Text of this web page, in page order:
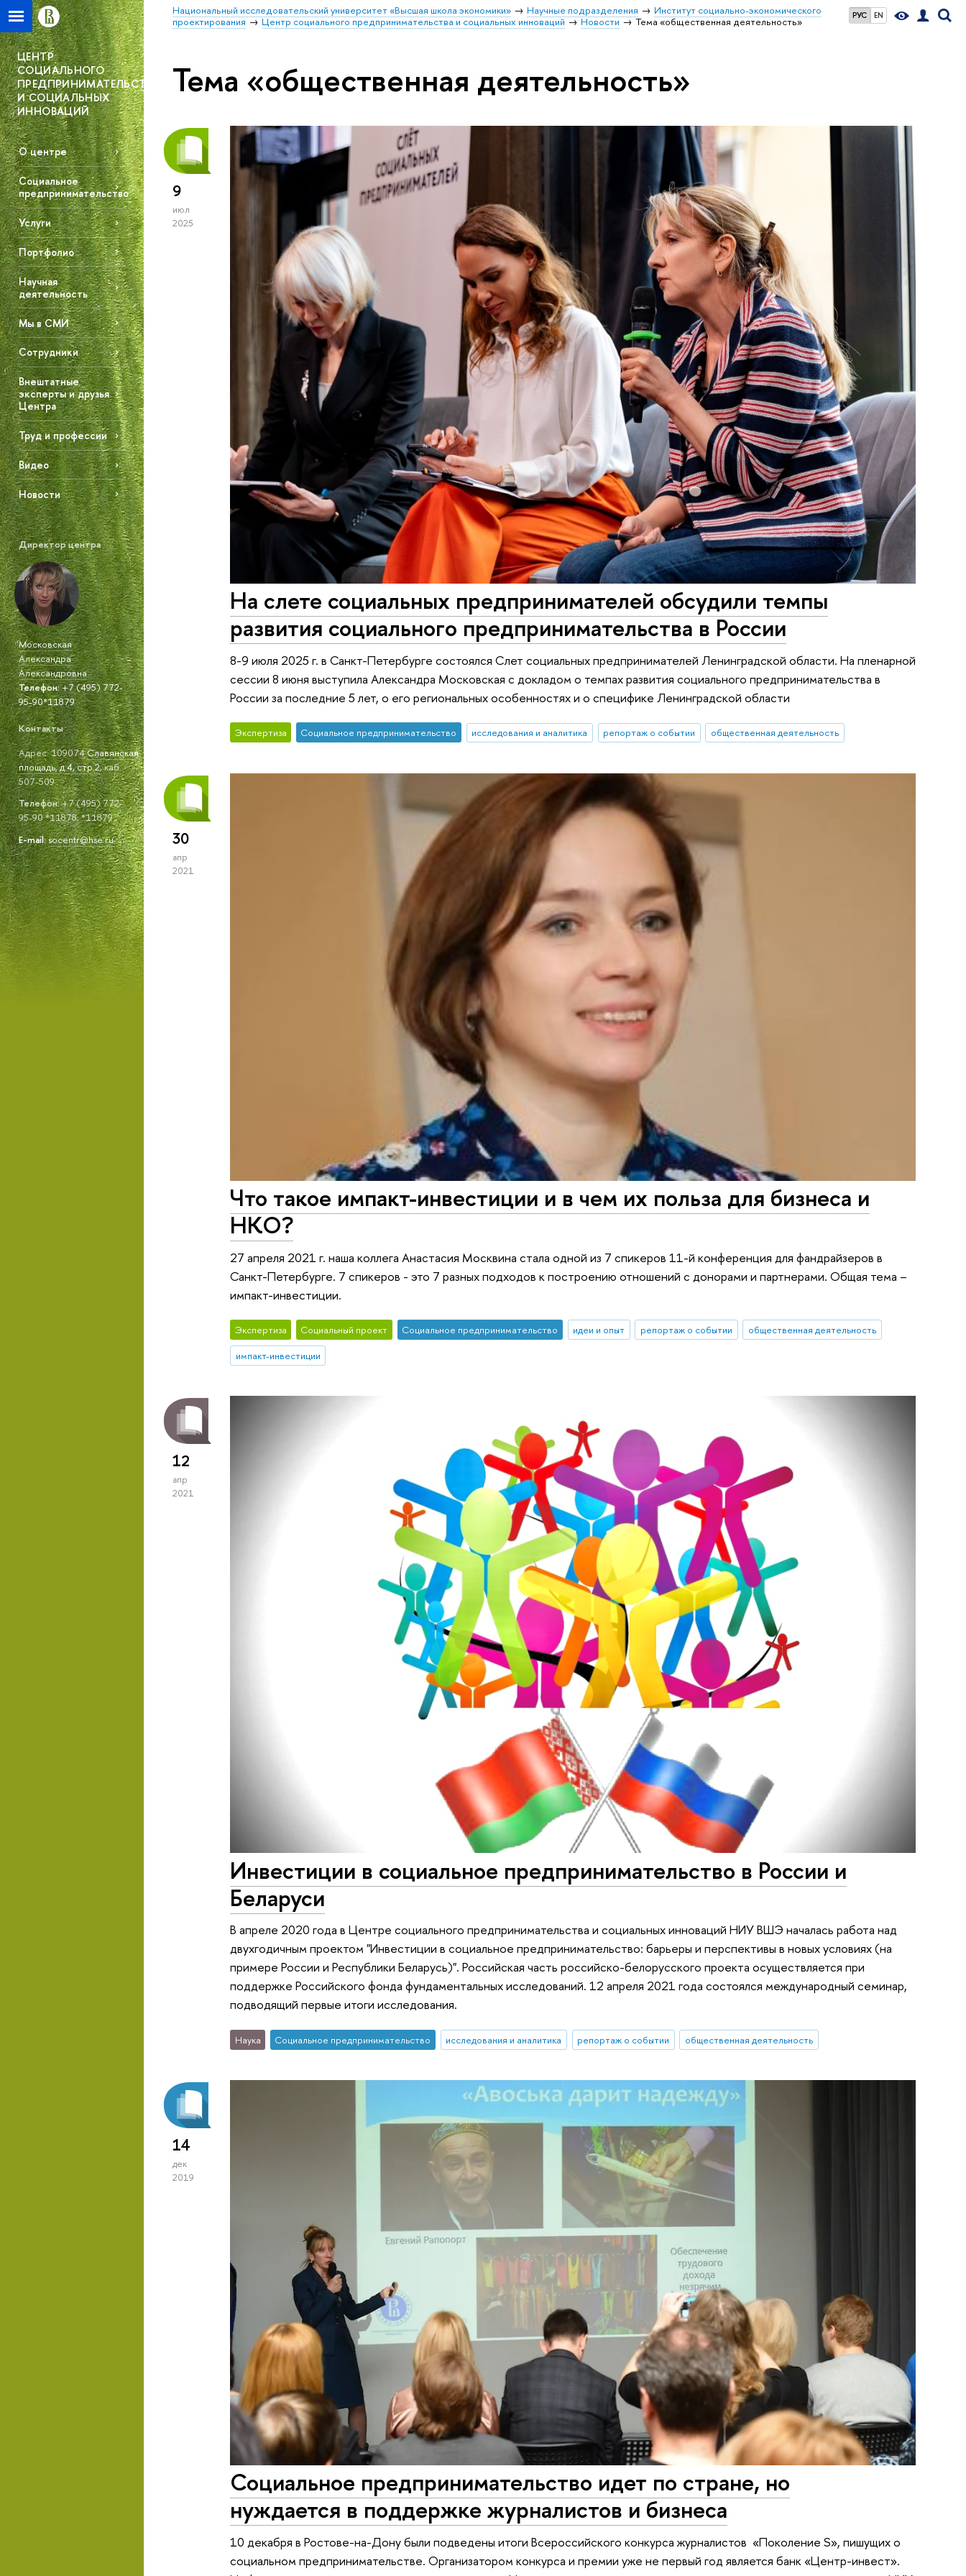
РУС EN
Национальный исследовательский университет «Высшая школа экономики» Научные подразделения
Институт социально-экономического
проектирования
Центр социального предпринимательства и социальных инноваций Новости Тема «общественная деятельность»
ЦЕНТР
СОЦИАЛЬНОГО
ПРЕДПРИНИМАТЕЛЬСТВА
И СОЦИАЛЬНЫХ
ИННОВАЦИЙ
О центре
Социальное
предпринимательство
Услуги
Портфолио
Научная
деятельность
Мы в СМИ
Сотрудники
Внештатные
эксперты и друзья
Центра
Труд и профессии
Видео
Новости
Директор центра
Московская
Александра
Александровна
Телефон:+7 (495) 772-
95-90*11879
Контакты
Адрес: 109074Славянская
площадь, д.4, стр.2, каб.
507-509
Телефон:+7 (495) 772-
95-90 *11878; *11879
E-mail:socentr@hse.ru
Тема «общественная деятельность»
9
июл
2025
На слете социальных предпринимателей обсудили темпы
развития социального предпринимательства в России
8-9 июля 2025 г. в Санкт-Петербурге состоялся Слет социальных предпринимателей Ленинградской области. На пленарной
сессии 8 июня выступила Александра Московская с докладом о темпах развития социального предпринимательства в
России за последние 5 лет, о его региональных особенностях и о специфике Ленинградской области
Экспертиза Социальное предпринимательство исследования и аналитика репортаж о событии общественная деятельность
30
апр
2021
Что такое импакт-инвестиции и в чем их польза для бизнеса и
НКО?
27 апреля 2021 г. наша коллега Анастасия Москвина стала одной из 7 спикеров 11-й конференция для фандрайзеров в
Санкт-Петербурге. 7 спикеров - это 7 разных подходов к построению отношений с донорами и партнерами. Общая тема –
импакт-инвестиции.
Экспертиза Социальный проект Социальное предпринимательство идеи и опыт репортаж о событии
общественная деятельность
импакт-инвестиции
12
апр
2021
Инвестиции в социальное предпринимательство в России и
Беларуси
В апреле 2020 года в Центре социального предпринимательства и социальных инноваций НИУ ВШЭ началась работа над
двухгодичным проектом "Инвестиции в социальное предпринимательство: барьеры и перспективы в новых условиях (на
примере России и Республики Беларусь)". Российская часть российско-белорусского проекта осуществляется при
поддержке Российского фонда фундаментальных исследований. 12 апреля 2021 года состоялся международный семинар,
подводящий первые итоги исследования.
Наука Социальное предпринимательство исследования и аналитика репортаж о событии общественная деятельность
14
дек
2019
Социальное предпринимательство идет по стране, но
нуждается в поддержке журналистов и бизнеса
10 декабря в Ростове-на-Дону были подведены итоги Всероссийского конкурса журналистов «Поколение S», пишущих о
социальном предпринимательстве. Организатором конкурса и премии уже не первый год является банк «Центр-инвест».